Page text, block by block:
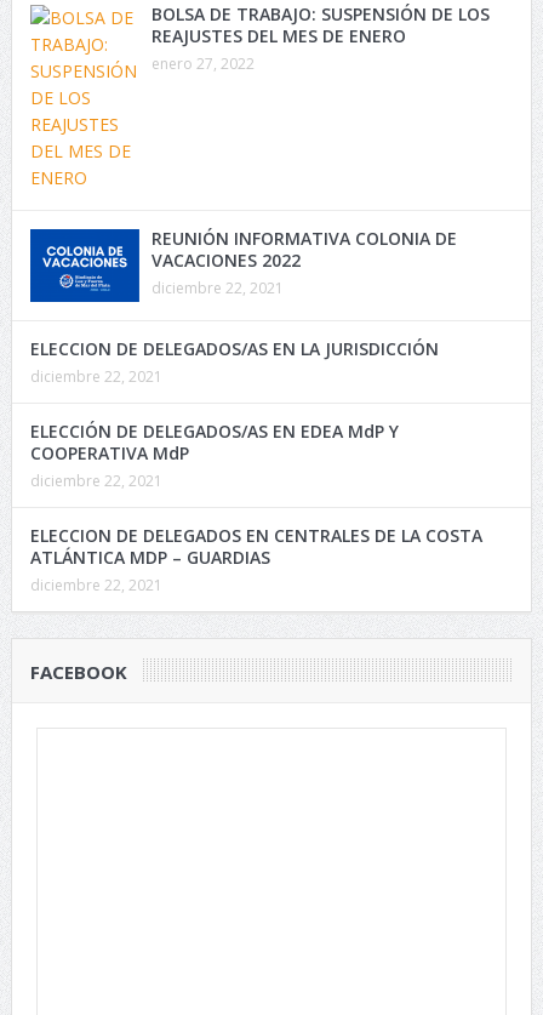
BOLSA DE TRABAJO: SUSPENSIÓN DE LOS
REAJUSTES DEL MES DE ENERO
enero 27, 2022
REUNIÓN INFORMATIVA COLONIA DE
VACACIONES 2022
diciembre 22, 2021
ELECCION DE DELEGADOS/AS EN LA JURISDICCIÓN
diciembre 22, 2021
ELECCIÓN DE DELEGADOS/AS EN EDEA MdP Y
COOPERATIVA MdP
diciembre 22, 2021
ELECCION DE DELEGADOS EN CENTRALES DE LA COSTA
ATLÁNTICA MDP – GUARDIAS
diciembre 22, 2021
FACEBOOK